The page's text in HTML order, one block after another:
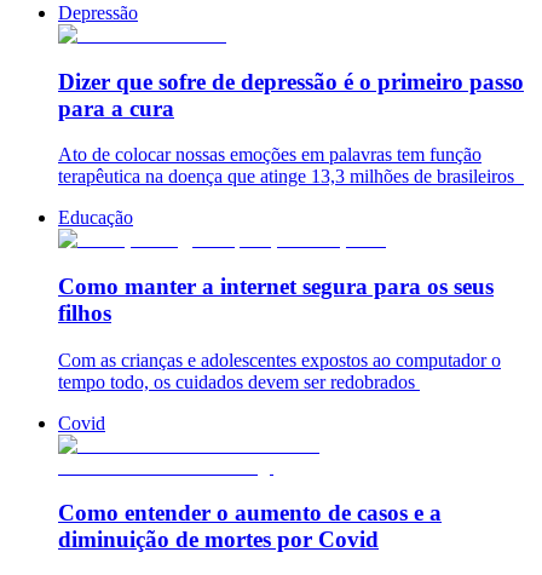
Depressão
Dizer que sofre de depressão é o primeiro passo
para a cura
Ato de colocar nossas emoções em palavras tem função
terapêutica na doença que atinge 13,3 milhões de brasileiros
Educação
Como manter a internet segura para os seus
filhos
Com as crianças e adolescentes expostos ao computador o
tempo todo, os cuidados devem ser redobrados
Covid
Como entender o aumento de casos e a
diminuição de mortes por Covid